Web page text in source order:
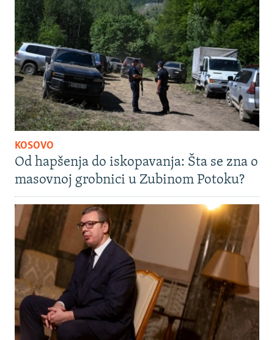
KOSOVO
Od hapšenja do iskopavanja: Šta se zna o
masovnoj grobnici u Zubinom Potoku?